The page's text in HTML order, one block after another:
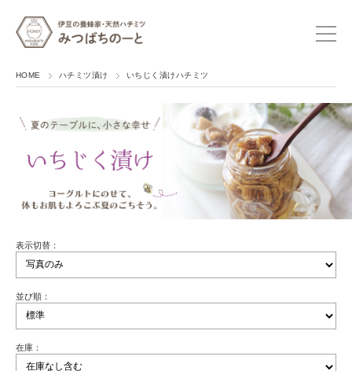
HOME ハチミツ漬け いちじく漬けハチミツ
表示切替：
並び順：
在庫：